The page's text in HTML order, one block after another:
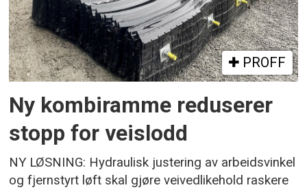
PROFF
Ny kombiramme reduserer
stopp for veislodd
NY LØSNING: Hydraulisk justering av arbeidsvinkel
og fjernstyrt løft skal gjøre veivedlikehold raskere